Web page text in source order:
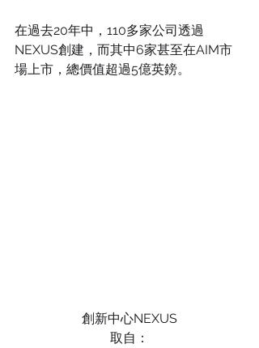
在過去20年中，110多家公司透過
NEXUS創建，而其中6家甚至在AIM市
場上市，總價值超過5億英鎊。
創新中心NEXUS
取自：